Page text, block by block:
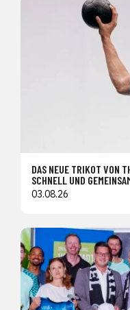
DAS NEUE TRIKOT VON
SCHNELL UND
03.08.26